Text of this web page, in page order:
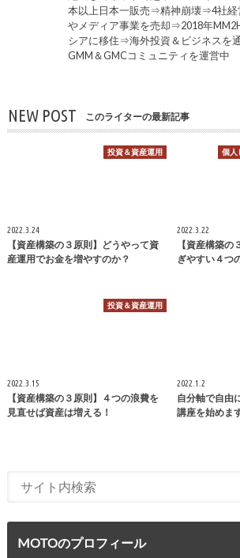
本以上日本一販売⇒精神崩壊⇒4社
やメディア事業を売却⇒2018年
シアに移住⇒海外投資＆ビジネスを
GMM＆GMCコミュニティを運営中
NEW POST このライターの最新記事
投資＆資産運用
2022.3.24
【資産構築の３原則】どうやって資
産運用でお金を増やすのか？
個人
2022.3.22
【資産構築
ぎやすい４つ
投資＆資産運用
2022.3.15
【資産構築の３原則】４つの浪費を
見直せば資産は増える！
2022.1.2
自分軸で自由
講座を始めま
MOTOのプロフィール